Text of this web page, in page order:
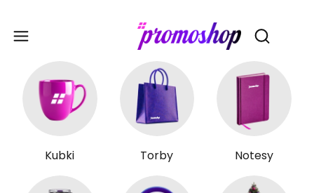
Otwórz
Kubki Torby Notesy